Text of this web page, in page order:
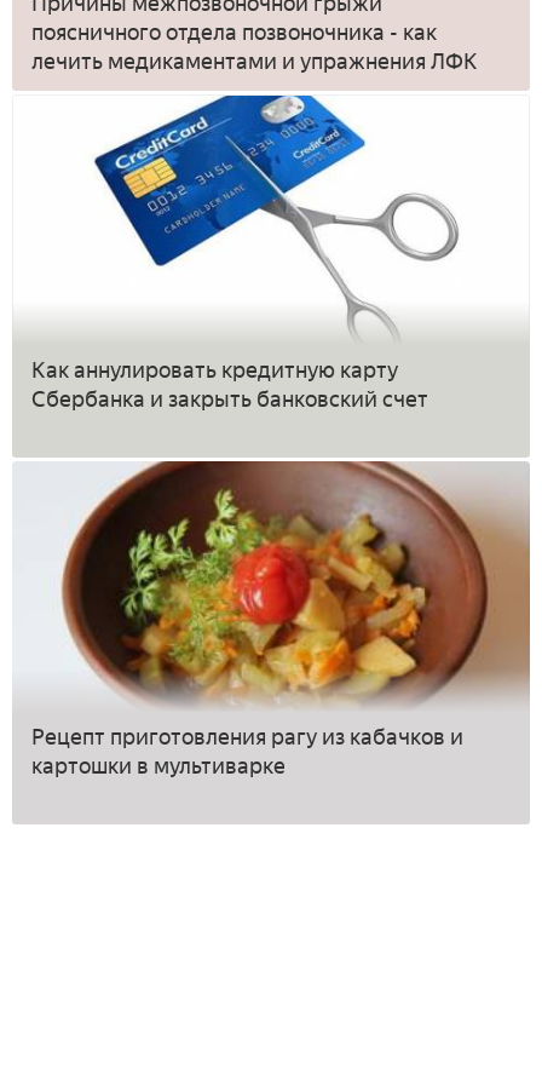
поясничного отдела позвоночника - как
лечить медикаментами и упражнения ЛФК
Как аннулировать кредитную карту
Сбербанка и закрыть банковский счет
Рецепт приготовления рагу из кабачков и
картошки в мультиварке